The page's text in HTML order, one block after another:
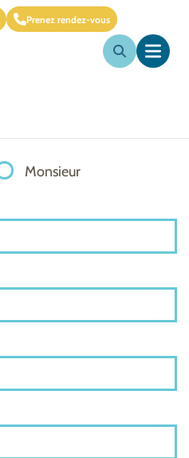
Prenez rendez-vous
Monsieur